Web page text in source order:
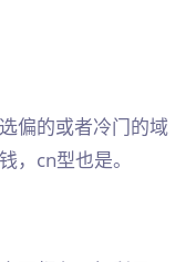
偏的或者冷门的域
，cn型也是。